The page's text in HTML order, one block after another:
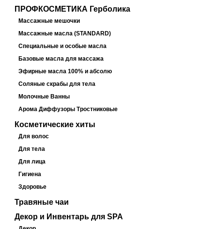
ПРОФКОСМЕТИКА Герболика
Массажные мешочки
Массажные масла (STANDARD)
Специальные и особые масла
Базовые масла для массажа
Эфирные масла 100% и абсолю
Соляные скрабы для тела
Молочные Ванны
Арома Диффузоры Тростниковые
Косметические хиты
Для волос
Для тела
Для лица
Гигиена
Здоровье
Травяные чаи
Декор и Инвентарь для SPA